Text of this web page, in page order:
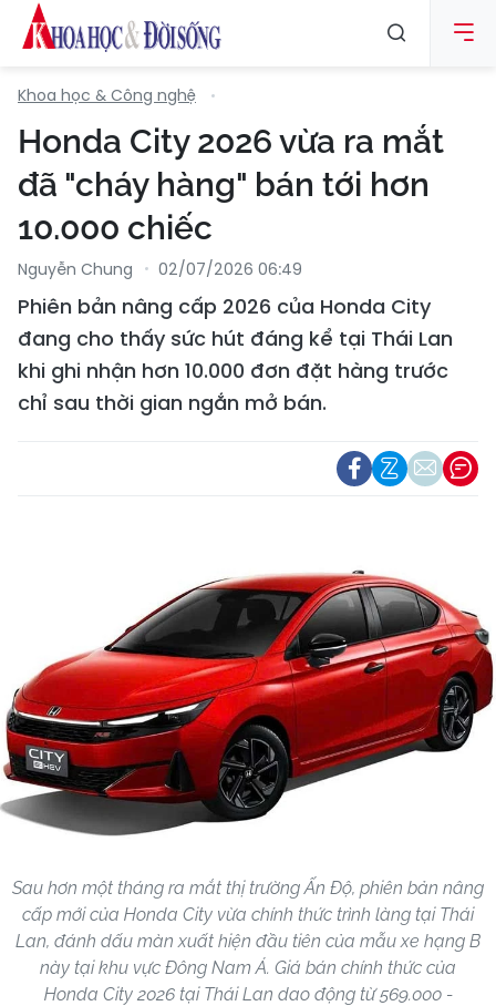
Khoa học & Công nghệ
Honda City 2026 vừa ra mắt
đã "cháy hàng" bán tới hơn
10.000 chiếc
Nguyễn Chung 02/07/2026 06:49
Phiên bản nâng cấp 2026 của Honda City
đang cho thấy sức hút đáng kể tại Thái Lan
khi ghi nhận hơn 10.000 đơn đặt hàng trước
chỉ sau thời gian ngắn mở bán.
Sau hơn một tháng ra mắt thị trường Ấn Độ, phiên bản nâng
cấp mới của Honda City vừa chính thức trình làng tại Thái
Lan, đánh dấu màn xuất hiện đầu tiên của mẫu xe hạng B
này tại khu vực Đông Nam Á. Giá bán chính thức của
Honda City 2026 tại Thái Lan dao động từ 569.000 -